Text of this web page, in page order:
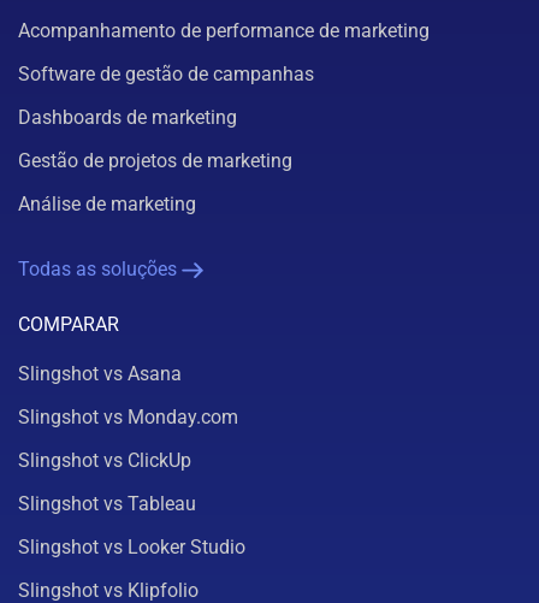
Acompanhamento de performance de marketing
Software de gestão de campanhas
Dashboards de marketing
Gestão de projetos de marketing
Análise de marketing
Todas as soluções
COMPARAR
Slingshot vs Asana
Slingshot vs Monday.com
Slingshot vs ClickUp
Slingshot vs Tableau
Slingshot vs Looker Studio
Slingshot vs Klipfolio